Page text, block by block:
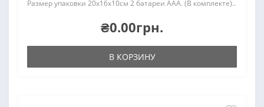
Размер упаковки 20х16х10см 2 батареи AAA. (В комплекте)..
₴0.00грн.
В КОРЗИНУ